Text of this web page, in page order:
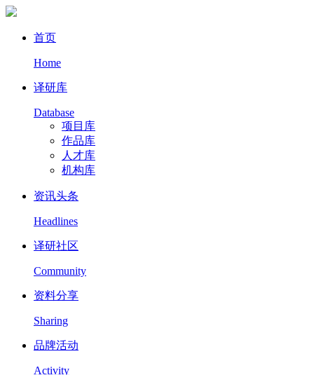
首页
Home
译研库
Database
项目库
作品库
人才库
机构库
资讯头条
Headlines
译研社区
Community
资料分享
Sharing
品牌活动
Activity